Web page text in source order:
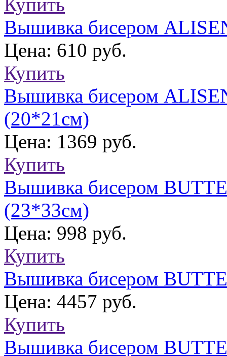
Вышивка бисером
Цена: 610 руб.
Купить
Вышивка бисером
(20*21см)
Цена: 1369 руб.
Купить
Вышивка бисером
(23*33см)
Цена: 998 руб.
Купить
Вышивка бисером
Цена: 4457 руб.
Купить
Вышивка бисером